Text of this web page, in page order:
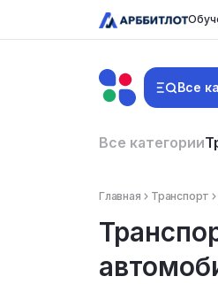
Все
Все категории
Главная Транспорт